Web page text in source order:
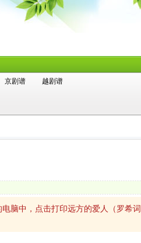
京剧谱
越剧谱
脑中，点击打印远方的爱人（罗希词